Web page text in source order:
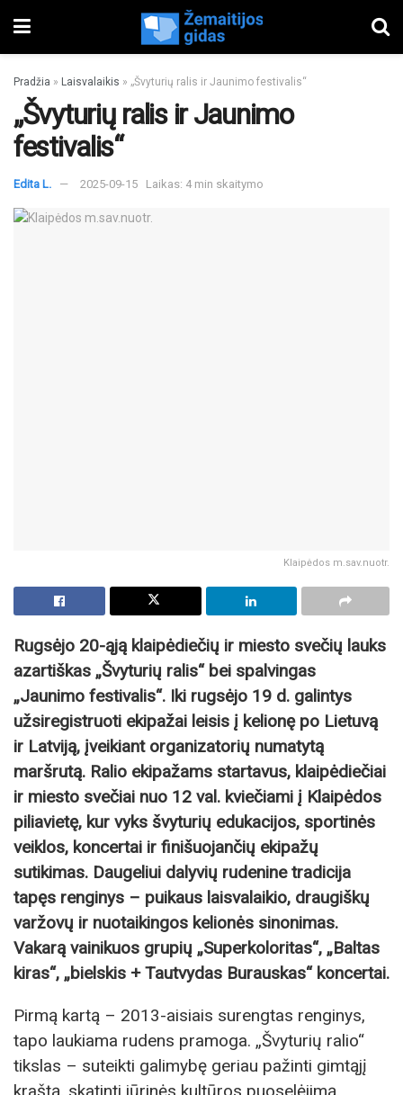
Pradžia » Laisvalaikis » „Švyturių ralis ir Jaunimo festivalis“
„Švyturių ralis ir Jaunimo
festivalis“
Edita L. 2025-09-15 Laikas: 4 min skaitymo
Klaipėdos m.sav.nuotr.
Rugsėjo 20-ąją klaipėdiečių ir miesto svečių lauks
azartiškas „Švyturių ralis“ bei spalvingas
„Jaunimo festivalis“. Iki rugsėjo 19 d. galintys
užsiregistruoti ekipažai leisis į kelionę po Lietuvą
ir Latviją, įveikiant organizatorių numatytą
maršrutą. Ralio ekipažams startavus, klaipėdiečiai
ir miesto svečiai nuo 12 val. kviečiami į Klaipėdos
piliavietę, kur vyks švyturių edukacijos, sportinės
veiklos, koncertai ir finišuojančių ekipažų
sutikimas. Daugeliui dalyvių rudenine tradicija
tapęs renginys – puikaus laisvalaikio, draugiškų
varžovų ir nuotaikingos kelionės sinonimas.
Vakarą vainikuos grupių „Superkoloritas“, „Baltas
kiras“, „bielskis + Tautvydas Burauskas“ koncertai.
Pirmą kartą – 2013-aisiais surengtas renginys,
tapo laukiama rudens pramoga. „Švyturių ralio“
tikslas – suteikti galimybę geriau pažinti gimtąjį